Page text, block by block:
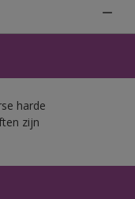
harde
zijn